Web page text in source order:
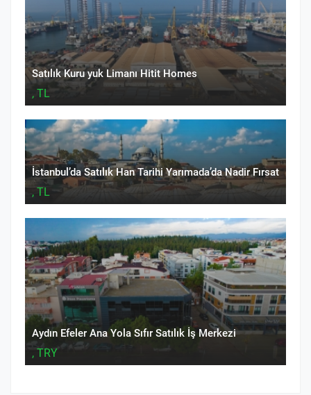
Satılık Kuru yuk Limanı Hitit Homes
, TL
İstanbul’da Satılık Han Tarihi Yarımada’da Nadir Fırsat
, TL
Aydın Efeler Ana Yola Sıfır Satılık İş Merkezi
, TRY